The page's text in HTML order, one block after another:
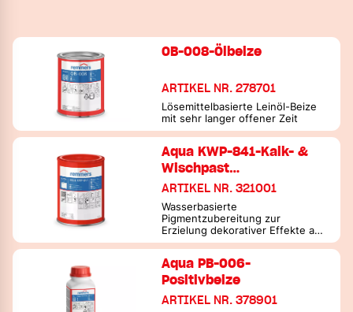
OB-008-Ölbeize
ARTIKEL NR. 278701
Lösemittelbasierte Leinöl-Beize
mit sehr langer offener Zeit
Aqua KWP-841-Kalk- &
Wischpast…
ARTIKEL NR. 321001
Wasserbasierte
Pigmentzubereitung zur
Erzielung dekorativer Effekte auf
Holz
Aqua PB-006-
Positivbeize
ARTIKEL NR. 378901